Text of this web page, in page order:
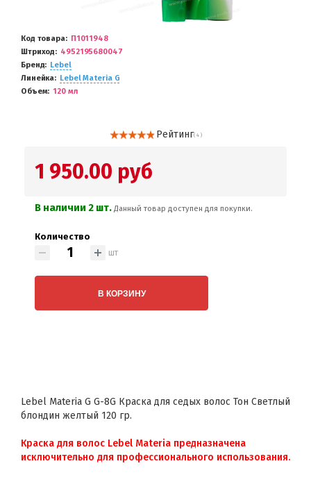
Код товара
П1011948
Штриход
4952195680047
Бренд
Lebel
Линейка
Lebel Materia G
Объем
120 мл
Рейтинг( 4 )
1 950.00 руб
В наличии 2 шт. Данный товар доступен для покупки.
Количество
шт
В КОРЗИНУ
Lebel Materia G G-8G Краска для седых волос Тон Светлый
блондин желтый 120 гр.
Краска для волос Lebel Materia предназначена
исключительно для профессионального использования.